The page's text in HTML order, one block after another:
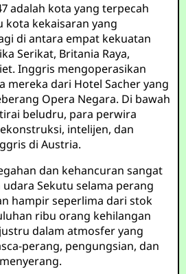
adalah kota yang terpecah
kota kekaisaran yang
di antara empat kekuatan
Serikat, Britania Raya,
Inggris mengoperasikan
mereka dari Hotel Sacher yang
Opera Negara. Di bawah
beludru, para perwira
intelijen, dan
di Austria.
dan kehancuran sangat
Sekutu selama perang
hampir seperlima dari stok
ribu orang kehilangan
dalam atmosfer yang
perang, pengungsian, dan